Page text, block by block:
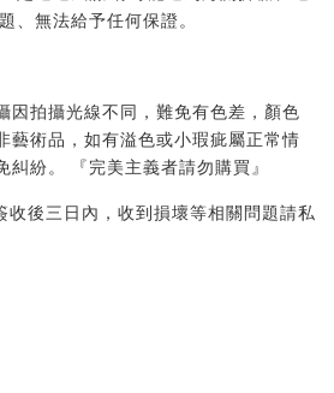
、無法給予任何保證。
因拍攝光線不同，難免有色差，顏色
藝術品，如有溢色或小瑕疵屬正常情
糾紛。 『完美主義者請勿購買』
收後三日內，收到損壞等相關問題請私